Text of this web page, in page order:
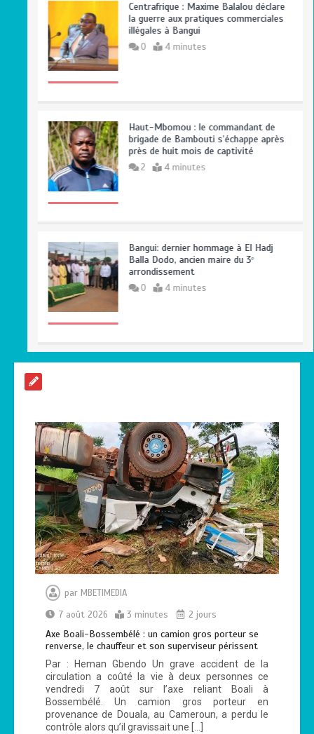
Centrafrique : Maxime Balalou déclare
la guerre aux pratiques commerciales
illégales à Bangui
0 4 minutes
Haut-Mbomou : le commandant de
brigade de Bambouti s’échappe après
près de huit mois de captivité
2 4 minutes
Bangui: dernier hommage à El Hadj
Balla Dodo, ancien maire du 3ᵉ
arrondissement
0 4 minutes
Centrafrique : Maxime Balalou déclare
la guerre aux pratiques commerciales
illégales à Bangui
0 4 minutes
Haut-Mbomou : le commandant de
brigade de Bambouti s’échappe après
près de huit mois de captivité
2 4 minutes
par MBETIMEDIA
7 août 2026
3 minutes 2 jours
Axe Boali-Bossembélé : un camion gros porteur se
renverse, le chauffeur et son superviseur périssent
Par : Heman Gbendo Un grave accident de la
circulation a coûté la vie à deux personnes ce
vendredi 7 août sur l’axe reliant Boali à
Bossembélé. Un camion gros porteur en
provenance de Douala, au Cameroun, a perdu le
contrôle alors qu’il gravissait une […]